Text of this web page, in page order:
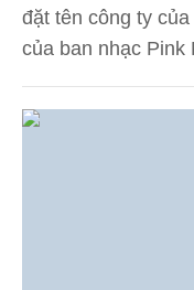
đặt tên công ty
của ban nhạc Pink